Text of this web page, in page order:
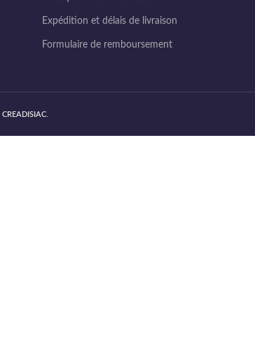
Expédition et délais de livraison
Formulaire de remboursement
CREADISIAC